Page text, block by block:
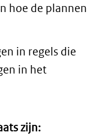
hoe de plannen
in regels die
in het
zijn: